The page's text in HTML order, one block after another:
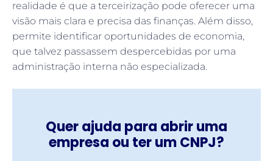
realidade é que a terceirização pode oferecer uma
visão mais clara e precisa das finanças. Além disso,
permite identificar oportunidades de economia,
que talvez passassem despercebidas por uma
administração interna não especializada.
Quer ajuda para abrir uma
empresa ou ter um CNPJ?